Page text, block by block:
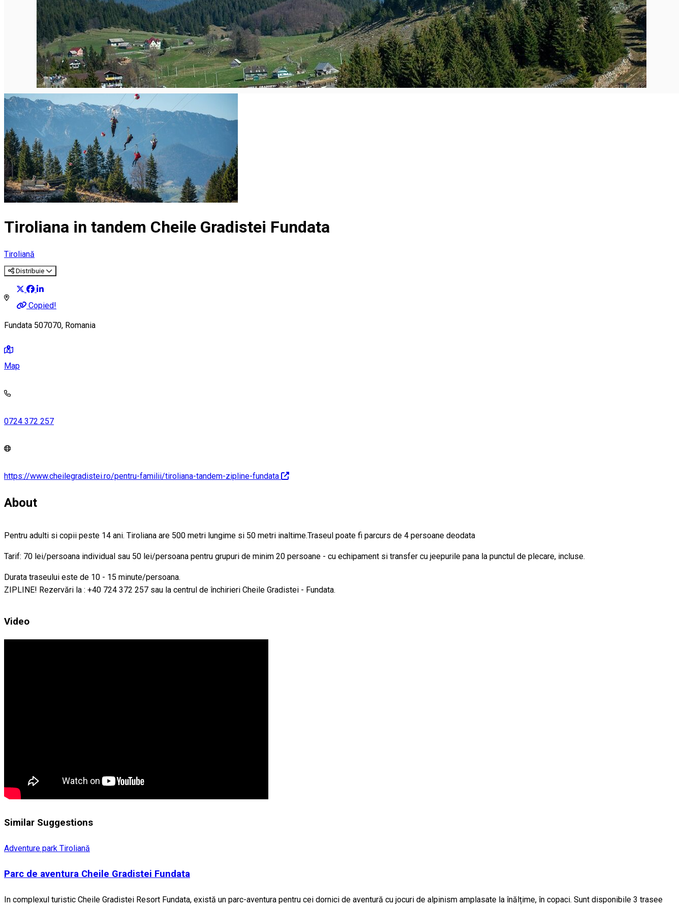
English
Tiroliana in tandem Cheile Gradistei Fundata
Tiroliană
Distribuie
Copied!
Fundata 507070, Romania
Map
0724 372 257
https://www.cheilegradistei.ro/pentru-familii/tiroliana-tandem-zipline-fundata
About
Pentru adulti si copii peste 14 ani. Tiroliana are 500 metri lungime si 50 metri inaltime.Traseul poate fi parcurs de 4 persoane deodata
Tarif: 70 lei/persoana individual sau 50 lei/persoana pentru grupuri de minim 20 persoane - cu echipament si transfer cu jeepurile pana la punctul de plecare, incluse.
Durata traseului este de 10 - 15 minute/persoana.
ZIPLINE! Rezervări la : +40 724 372 257 sau la centrul de închirieri Cheile Gradistei - Fundata.
Video
Similar Suggestions
Adventure park Tiroliană
Parc de aventura Cheile Gradistei Fundata
In complexul turistic Cheile Gradistei Resort Fundata, există un parc-aventura pentru cei dornici de aventură cu jocuri de alpinism amplasate la înălțime, în copaci. Sunt disponibile 3 trasee